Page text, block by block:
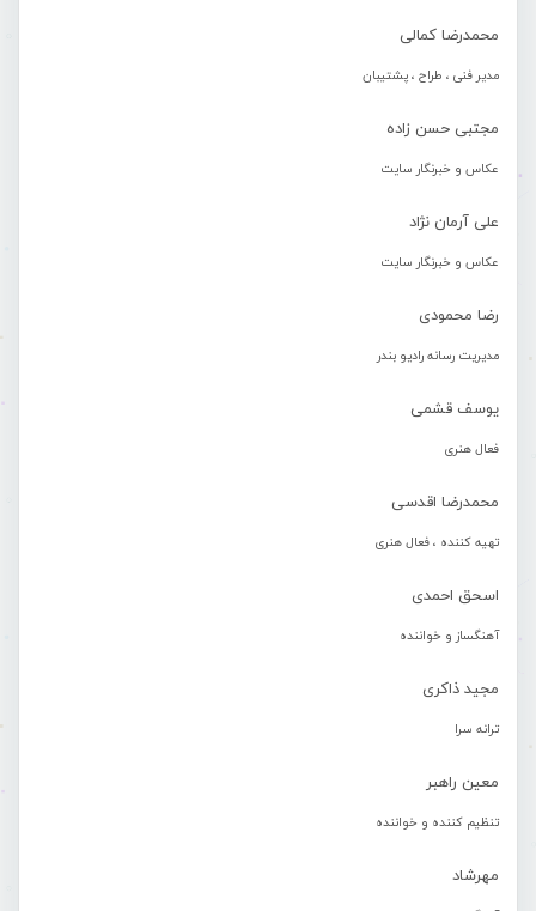
محمدرضا کمالی
مدیر فنی ، طراح ، پشتیبان
مجتبی حسن زاده
عکاس و خبرنگار سایت
علی آرمان نژاد
عکاس و خبرنگار سایت
رضا محمودی
مدیریت رسانه رادیو بندر
یوسف قشمی
فعال هنری
محمدرضا اقدسی
تهیه کننده ، فعال هنری
اسحق احمدی
آهنگساز و خواننده
مجید ذاکری
ترانه سرا
معین راهبر
تنظیم کننده و خواننده
مهرشاد